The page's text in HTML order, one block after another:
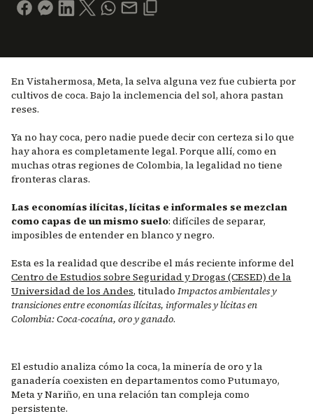
En Vistahermosa, Meta, la selva alguna vez fue cubierta por
cultivos de coca. Bajo la inclemencia del sol, ahora pastan
reses.
Ya no hay coca, pero nadie puede decir con certeza si lo que
hay ahora es completamente legal. Porque allí, como en
muchas otras regiones de Colombia, la legalidad no tiene
fronteras claras.
Las economías ilícitas, lícitas e informales se mezclan
como capas de un mismo suelo: difíciles de separar,
imposibles de entender en blanco y negro.
Esta es la realidad que describe el más reciente informe del
Centro de Estudios sobre Seguridad y Drogas (CESED) de la
Universidad de los Andes, titulado Impactos ambientales y
transiciones entre economías ilícitas, informales y lícitas en
Colombia: Coca-cocaína, oro y ganado.
El estudio analiza cómo la coca, la minería de oro y la
ganadería coexisten en departamentos como Putumayo,
Meta y Nariño, en una relación tan compleja como
persistente.